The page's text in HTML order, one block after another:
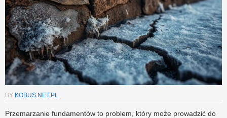
BY KOBUS.NET.PL
Przemarzanie fundamentów to problem, który może prowadzić do